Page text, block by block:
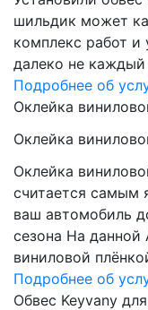
шильдик может
комплекс работ
далеко не
Подробнее об
Оклейка
Оклейка
Оклейка
считается самым
ваш автомобиль
сезона На данной
виниловой
Подробнее об
Обвес Keyvany